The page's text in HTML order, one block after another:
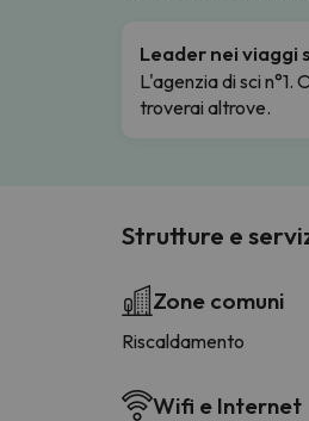
Leader nei viaggi
L'agenzia di sci n°1.
troverai altrove.
Strutture e
Zone comuni
Riscaldamento
Wifi e Internet